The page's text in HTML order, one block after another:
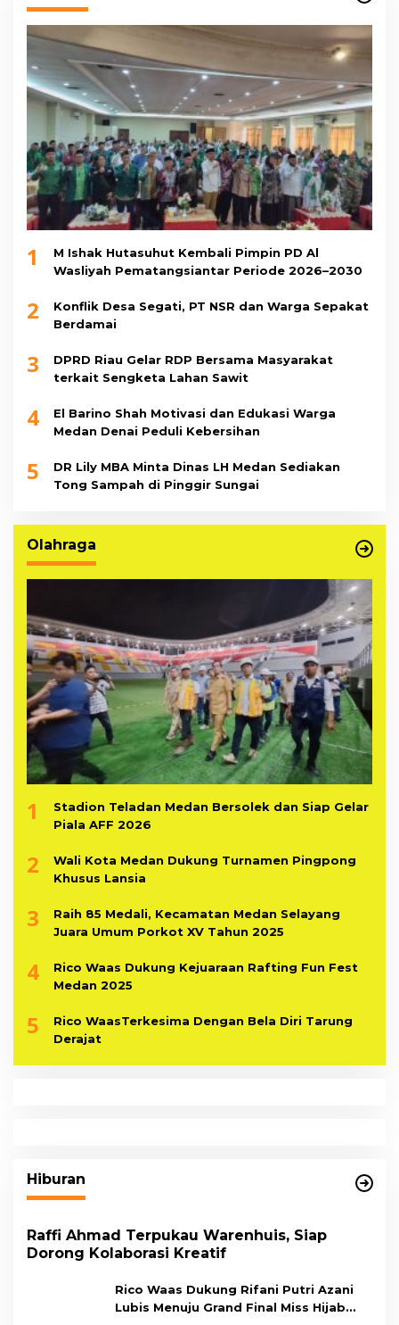
1
M Ishak Hutasuhut Kembali Pimpin PD Al
Wasliyah Pematangsiantar Periode 2026–2030
2
Konflik Desa Segati, PT NSR dan Warga Sepakat
Berdamai
3
DPRD Riau Gelar RDP Bersama Masyarakat
terkait Sengketa Lahan Sawit
4
El Barino Shah Motivasi dan Edukasi Warga
Medan Denai Peduli Kebersihan
5
DR Lily MBA Minta Dinas LH Medan Sediakan
Tong Sampah di Pinggir Sungai
Olahraga
1
Stadion Teladan Medan Bersolek dan Siap Gelar
Piala AFF 2026
2
Wali Kota Medan Dukung Turnamen Pingpong
Khusus Lansia
3
Raih 85 Medali, Kecamatan Medan Selayang
Juara Umum Porkot XV Tahun 2025
4
Rico Waas Dukung Kejuaraan Rafting Fun Fest
Medan 2025
5
Rico WaasTerkesima Dengan Bela Diri Tarung
Derajat
Hiburan
Raffi Ahmad Terpukau Warenhuis, Siap
Dorong Kolaborasi Kreatif
Rico Waas Dukung Rifani Putri Azani
Lubis Menuju Grand Final Miss Hijab